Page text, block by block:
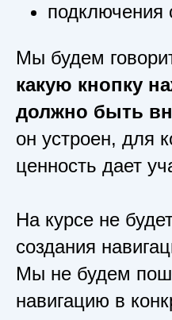
подключения
Мы будем
какую кнопку
должно быть
он устроен, для
ценность дает
На курсе не
создания
Мы не будем
навигацию в